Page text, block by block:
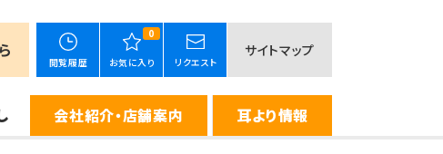
閲覧履歴
0
お気に入り リクエスト
サイトマップ
会社紹介・店舗案内 耳より情報